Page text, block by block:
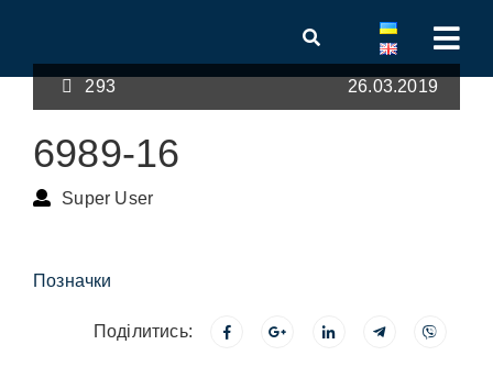
293 26.03.2019
6989-16
Super User
Позначки
Поділитись: